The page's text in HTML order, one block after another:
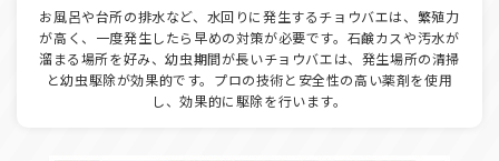
お風呂や台所の排水など、水回りに発生するチョウバエは、繁殖力
が高く、一度発生したら早めの対策が必要です。石鹸カスや汚水が
溜まる場所を好み、幼虫期間が長いチョウバエは、発生場所の清掃
と幼虫駆除が効果的です。プロの技術と安全性の高い薬剤を使用
し、効果的に駆除を行います。